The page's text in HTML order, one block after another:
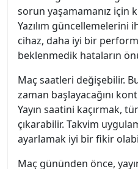
sorun yaşamamanız için
Yazılım güncellemelerini
cihaz, daha iyi bir
beklenmedik hataların
Maç saatleri değişebilir.
zaman başlayacağını
Yayın saatini kaçırmak,
çıkarabilir. Takvim
ayarlamak iyi bir fikir
Maç gününden önce,